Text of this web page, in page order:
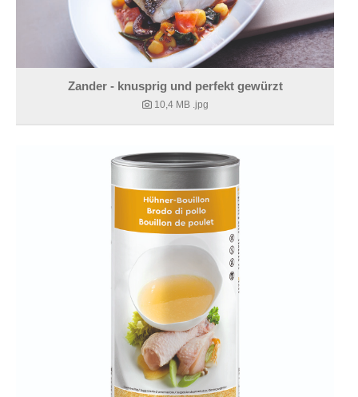
Zander - knusprig und perfekt gewürzt
10,4 MB .jpg